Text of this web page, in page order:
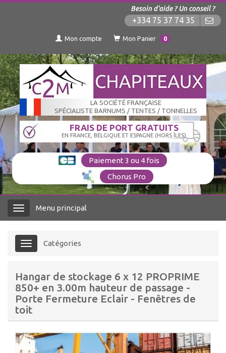
Besoin d'aide ? Un conseil ?
+334 75 37 74 35
Mon compte Mon Panier 0
LA SOCIÉTÉ FRANÇAISE
SPÉCIALISTE BARNUMS / TENTES / TONNELLES
FRAIS DE PORT GRATUITS
EN FRANCE, BELGIQUE ET ESPAGNE (HORS ÎLES)
Paiement 3 ou 4 fois
Chorus Pro
Menu Menu principal
Menu Catégories
Hangar de stockage 6 x 12 PROPRIME
850+ en 3.00m hauteur de passage -
Porte Fermeture Eclair - Fenêtres de
toit